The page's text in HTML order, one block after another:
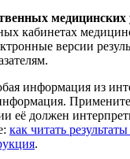
медицинских
кабинетах
версии
информация из
её должен
как читать
.